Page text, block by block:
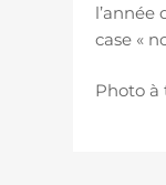
l’année
case «
Photo